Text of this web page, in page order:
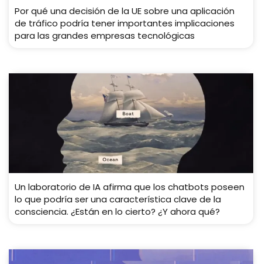
Por qué una decisión de la UE sobre una aplicación
de tráfico podría tener importantes implicaciones
para las grandes empresas tecnológicas
Un laboratorio de IA afirma que los chatbots poseen
lo que podría ser una característica clave de la
consciencia. ¿Están en lo cierto? ¿Y ahora qué?